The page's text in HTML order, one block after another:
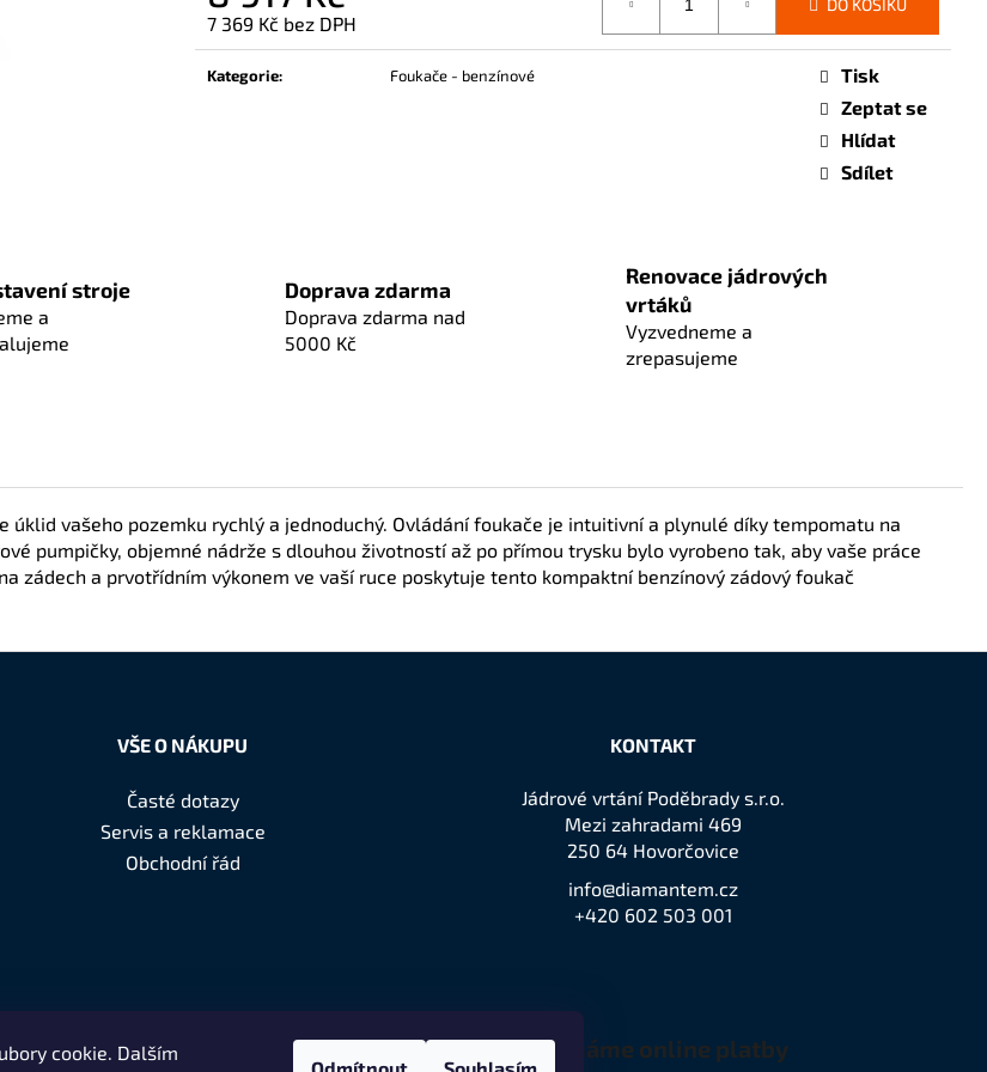
cookie. Dalším
7 369 Kč bez DPH
Měrná
cena:
DO KOŠÍKU
Kategorie: Foukače - benzínové
Tisk
Zeptat se
Hlídat
Sdílet
stroje
a
Doprava zdarma
Doprava zdarma nad
5000 Kč
Renovace jádrových
vrtáků
Vyzvedneme a
zrepasujeme
vašeho pozemku rychlý a jednoduchý. Ovládání foukače je intuitivní a plynulé díky tempomatu na
pumpičky, objemné nádrže s dlouhou životností až po přímou trysku bylo vyrobeno tak, aby vaše práce
zádech a prvotřídním výkonem ve vaší ruce poskytuje tento kompaktní benzínový zádový foukač
VŠE O NÁKUPU
Časté dotazy
Servis a reklamace
Obchodní řád
KONTAKT
Jádrové vrtání Poděbrady s.r.o.
Mezi zahradami 469
250 64 Hovorčovice
info@diamantem.cz
+420 602 503 001
Přijímáme online platby